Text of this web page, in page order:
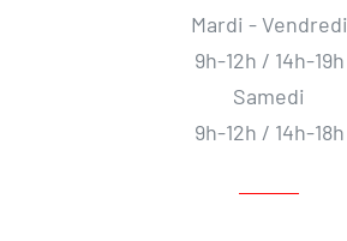
Mardi - Vendredi
9h-12h / 14h-19h
Samedi
9h-12h / 14h-18h